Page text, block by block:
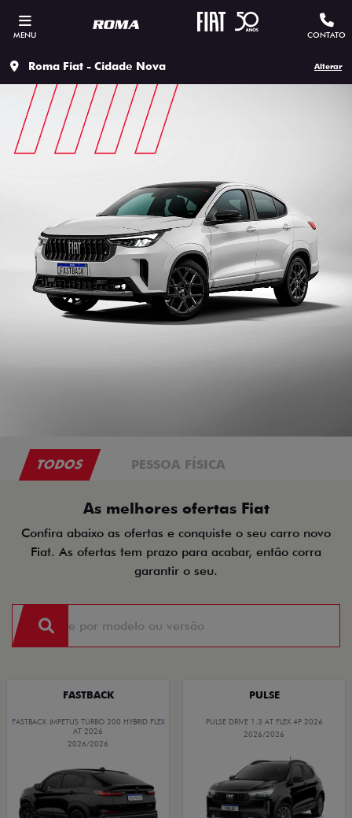
MENU CONTATO
Roma Fiat - Cidade Nova Alterar
TODOS PESSOA FÍSICA
As melhores ofertas Fiat
Confira abaixo as ofertas e conquiste o seu carro novo
Fiat. As ofertas tem prazo para acabar, então corra
garantir o seu.
FASTBACK
FASTBACK IMPETUS TURBO 200 HYBRID FLEX
AT 2026
2026/2026
PULSE
PULSE DRIVE 1.3 AT FLEX 4P 2026
2026/2026